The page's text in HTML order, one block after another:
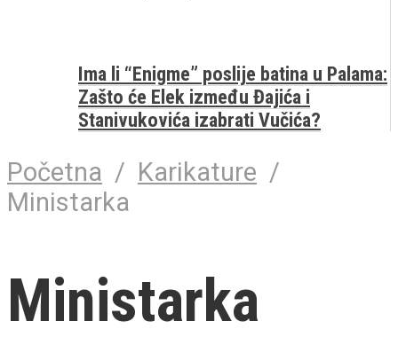
Ima li “Enigme” poslije batina u Palama:
Zašto će Elek između Đajića i
Stanivukovića izabrati Vučića?
Početna / Karikature /
Ministarka
Ministarka